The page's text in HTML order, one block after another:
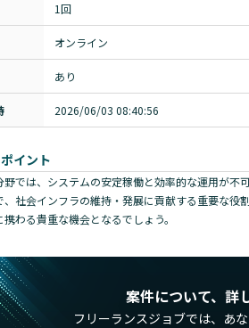
1回
オンライン
あり
2026/06/03 08:40:56
イント
野では、システムの安定稼働と効率的な運用が不
、社会インフラの維持・発展に貢献する重要な
わる貴重な機会となるでしょう。
案件について、詳
フリーランスジョブでは、 あ